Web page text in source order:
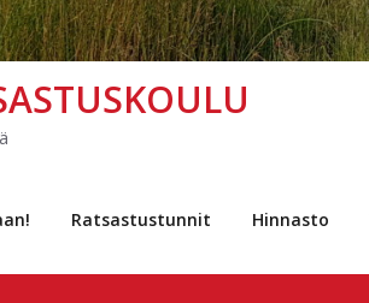
Ratsastustunnit Hinnasto